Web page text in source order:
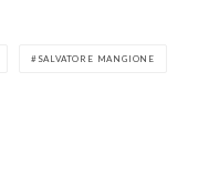
SALVATORE MANGIONE